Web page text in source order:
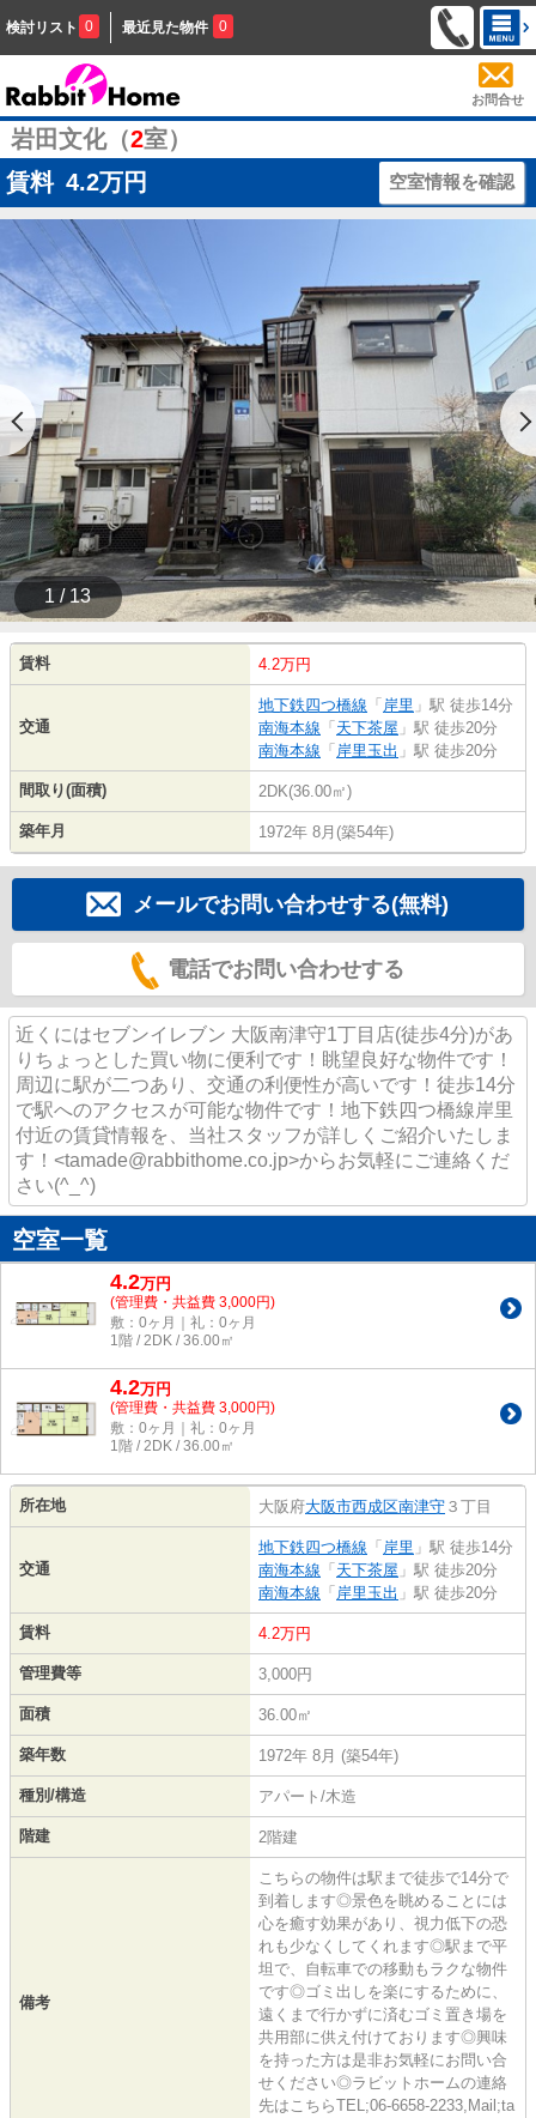
検討リスト 0 最近見た物件 0
お問合せ
岩田文化（2室）
賃料 4.2万円 空室情報を確認
1 / 13
賃料 4.2万円
交通
地下鉄四つ橋線 「 岸里 」駅 徒歩14分
南海本線 「 天下茶屋 」駅 徒歩20分
南海本線 「 岸里玉出 」駅 徒歩20分
間取り(面積) 2DK(36.00㎡)
築年月 1972年 8月(築54年)
メールでお問い合わせする(無料)
電話でお問い合わせする
近くにはセブンイレブン 大阪南津守1丁目店(徒歩4分)があ
りちょっとした買い物に便利です！眺望良好な物件です！
周辺に駅が二つあり、交通の利便性が高いです！徒歩14分
で駅へのアクセスが可能な物件です！地下鉄四つ橋線岸里
付近の賃貸情報を、当社スタッフが詳しくご紹介いたしま
す！<tamade@rabbithome.co.jp>からお気軽にご連絡くだ
さい(^_^)
空室一覧
4.2万円
(管理費・共益費 3,000円)
敷：0ヶ月｜礼：0ヶ月
1階 / 2DK / 36.00㎡
4.2万円
(管理費・共益費 3,000円)
敷：0ヶ月｜礼：0ヶ月
1階 / 2DK / 36.00㎡
所在地 大阪府大阪市西成区南津守 ３丁目
交通
地下鉄四つ橋線 「 岸里 」駅 徒歩14分
南海本線 「 天下茶屋 」駅 徒歩20分
南海本線 「 岸里玉出 」駅 徒歩20分
賃料 4.2万円
管理費等 3,000円
面積 36.00㎡
築年数 1972年 8月 (築54年)
種別/構造 アパート/木造
階建 2階建
備考
こちらの物件は駅まで徒歩で14分で
到着します◎景色を眺めることには
心を癒す効果があり、視力低下の恐
れも少なくしてくれます◎駅まで平
坦で、自転車での移動もラクな物件
です◎ゴミ出しを楽にするために、
遠くまで行かずに済むゴミ置き場を
共用部に供え付けております◎興味
を持った方は是非お気軽にお問い合
せください◎ラビットホームの連絡
先はこちらTEL;06-6658-2233,Mail;ta